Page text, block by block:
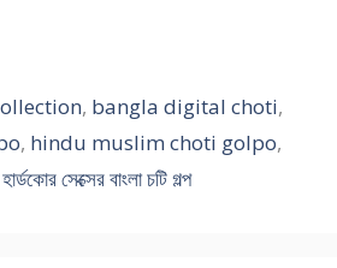
, bangla digital choti,
, hindu muslim choti golpo,
হার্ডকোর সেক্সের বাংলা চটি গল্প